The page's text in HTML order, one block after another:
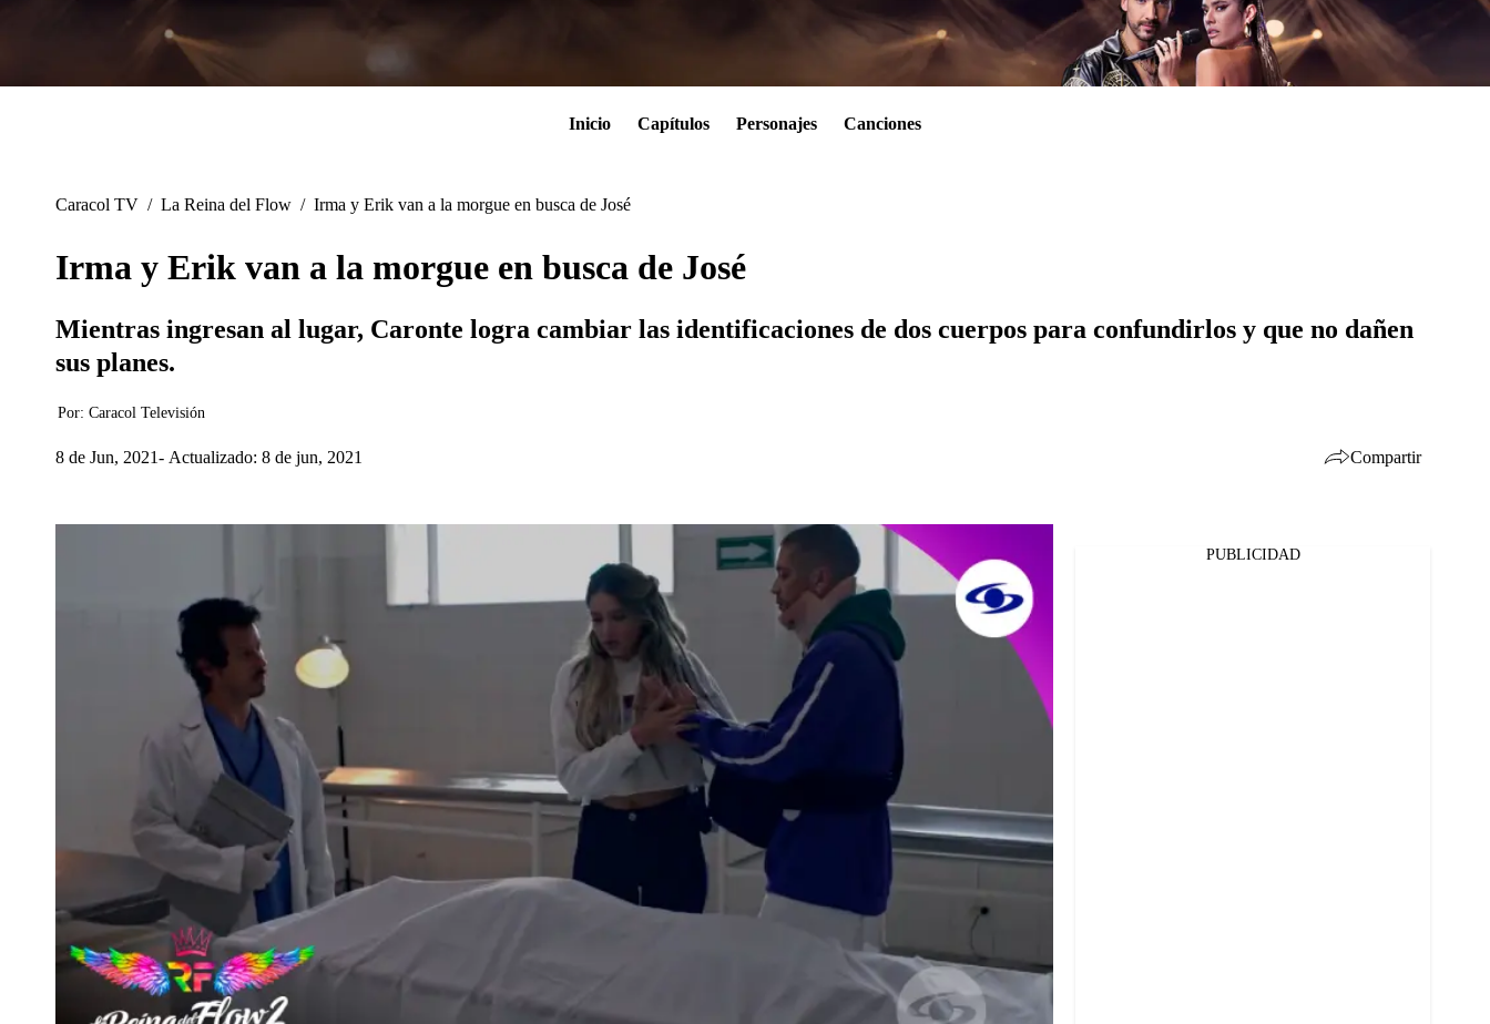
Inicio Capítulos Personajes Canciones
Caracol TV / La Reina del Flow / Irma y Erik van a la morgue en busca de José
Irma y Erik van a la morgue en busca de José
Mientras ingresan al lugar, Caronte logra cambiar las identificaciones de dos cuerpos para confundirlos y que no dañen
sus planes.
Por: Caracol Televisión
8 de Jun, 2021 Actualizado: 8 de jun, 2021 Compartir
PUBLICIDAD